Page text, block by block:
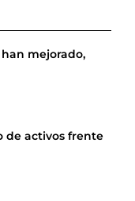
mejorado,
de activos frente